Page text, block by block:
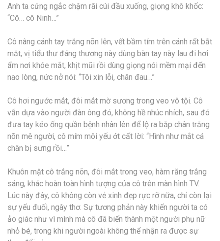
Anh ta cứng ngắc chậm rãi cúi đầu xuống, giọng khô khốc:
“Cô… cô Ninh…”
Cô nâng cánh tay trắng nõn lên, vết bầm tím trên cánh rất bắt
mắt, vị tiểu thư đáng thương này dùng bàn tay này lau đi hơi
ẩm nơi khóe mắt, khịt mũi rồi dùng giọng nói mềm mại đến
nao lòng, nức nở nói: “Tôi xin lỗi, chân đau…”
Cô hơi ngước mắt, đôi mắt mờ sương trong veo vô tội. Cô
vẫn dựa vào người đàn ông đó, không hề nhúc nhích, sau đó
đưa tay kéo ống quần bệnh nhân lên để lộ ra bắp chân trắng
nõn mê người, cô mím môi yếu ớt cất lời: “Hình như mắt cá
chân bị sưng rồi…”
Khuôn mặt cô trắng nõn, đôi mắt trong veo, hàm răng trắng
sáng, khác hoàn toàn hình tượng của cô trên màn hình TV.
Lúc này đây, cô không còn vẻ xinh đẹp rực rỡ nữa, chỉ còn lại
sự yếu đuối, ngây thơ. Sự tương phản này khiến người ta có
ảo giác như vì mình mà cô đã biến thành một người phụ nữ
nhỏ bé, trong khi người ngoài không thể nhận ra được sự